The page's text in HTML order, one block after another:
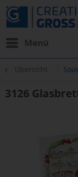
Menü
Übersicht
3126